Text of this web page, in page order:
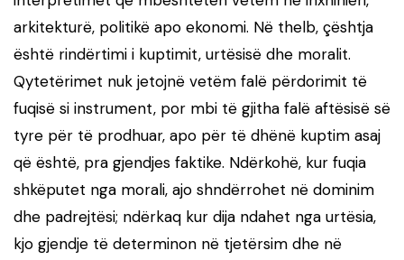
arkitekturë, politikë apo ekonomi. Në thelb, çështja
është rindërtimi i kuptimit, urtësisë dhe moralit.
Qytetërimet nuk jetojnë vetëm falë përdorimit të
fuqisë si instrument, por mbi të gjitha falë aftësisë së
tyre për të prodhuar, apo për të dhënë kuptim asaj
që është, pra gjendjes faktike. Ndërkohë, kur fuqia
shkëputet nga morali, ajo shndërrohet në dominim
dhe padrejtësi; ndërkaq kur dija ndahet nga urtësia,
kjo gjendje të determinon në tjetërsim dhe në